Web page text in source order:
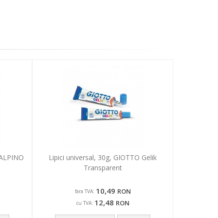
Lipici universal, 30g, GIOTTO Gelik
Transparent
fara TVA: 10,49 RON
cu TVA: 12,48 RON